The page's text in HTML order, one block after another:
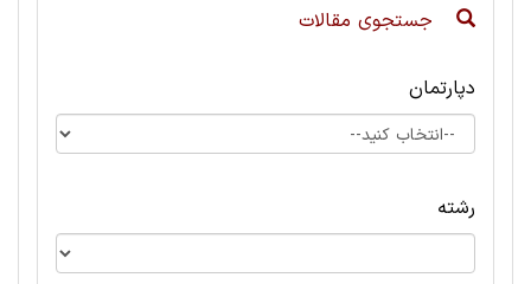
جستجوی مقالات
دپارتمان
رشته